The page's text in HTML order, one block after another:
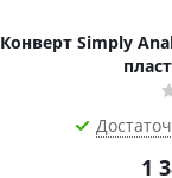
Конверт Simply
1